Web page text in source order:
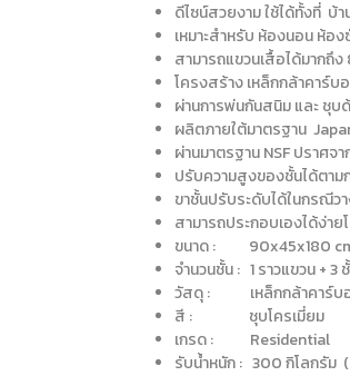
ดีไซน์สวยงาม ใช้ได้ทั้งที่ บ้
เหมาะสำหรับ ห้องนอน ห้อ
สามารถแขวนเสื้อได้มากถึ
โครงสร้าง เหล็กกล้าคาร์บ
ผ่านการพ่นกันสนิม และ ชุบ
ผลิตภายใต้มาตรฐาน
ผ่านมาตรฐาน NSF ปราศ
ปรับความสูงของชั้นได้ตาม
ขาชั้นปรับระดับได้ในกรณีว
สามารถประกอบเองได้ง่า
ขนาด : 90x45x180
จำนวนชั้น : 1 ราวแขวน + 3
วัสดุ : เหล็กกล้าคาร์บ
สี : ชุบโครเมี่ยม
เกรด : Residential
รับน้ำหนัก : 300 กิโลกรัม